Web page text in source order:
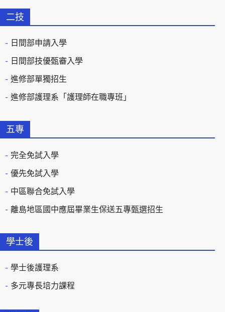
二技
日間部申請入學
日間部技優甄審入學
進修部單獨招生
進修部護理系「護理師在職專班」
五專
完全免試入學
優先免試入學
中區聯合免試入學
離島地區國中應屆畢業生保送五專甄選招生
學士後
學士後護理系
多元專長培力課程